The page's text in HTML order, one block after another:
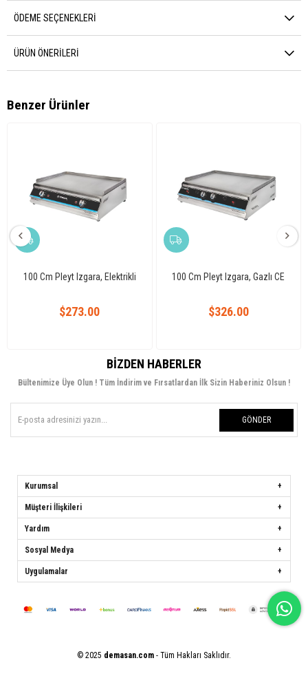
ÖDEME SEÇENEKLERI
ÜRÜN ÖNERILERI
Benzer Ürünler
100 Cm Pleyt Izgara, Elektrikli
$273.00
100 Cm Pleyt Izgara, Gazlı CE
$326.00
BIZDEN HABERLER
Bültenimize Üye Olun ! Tüm İndirim ve Fırsatlardan İlk Sizin Haberiniz Olsun !
GÖNDER
Kurumsal
Müşteri İlişkileri
Yardım
Sosyal Medya
Uygulamalar
© 2025 demasan.com - Tüm Hakları Saklıdır.